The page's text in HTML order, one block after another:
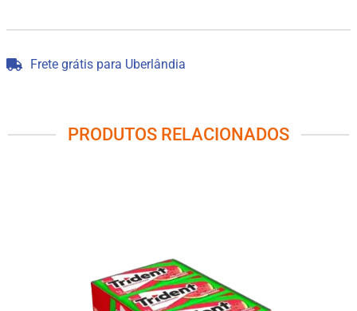
Frete grátis para Uberlândia
PRODUTOS RELACIONADOS